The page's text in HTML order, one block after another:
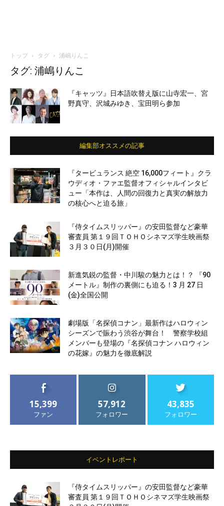
トップ タグ 浦嶋りんこ
タグ: 浦嶋りんこ
『キャッツ』日本語吹替え版に山寺宏一、宮
野真守、沢城みゆき、宝田明ら参加
編集部オススメの記事
『タービュランス 絶空 16,000フィート』クラ
ウディオ・ファエ監督オフィシャルインタビ
ュー「本作は、人間の回復力と真実の解放力
の核心へと迫る旅」
『侍タイムスリッパー』の安田監督など豪華
審査員 第１９回ＴＯＨＯシネマズ学生映画祭
３月３０日(月)開催
新進気鋭の監督・中川駿の魅力とは！？ 『90
メートル』制作の裏側にも迫る！3 月 27 日
(金)全国公開
劇場版「名探偵コナン」最新作はハロウィン
シーズンで賑わう渋谷が舞台！ 警察学校組
メンバーも登場の『名探偵コナン ハロウィン
の花嫁』の魅力を徹底解説
15,399
ファン
57,912
フォロワー
43,835
フォロワー
イベントレポート
『侍タイムスリッパー』の安田監督など豪華
審査員 第１９回ＴＯＨＯシネマズ学生映画祭